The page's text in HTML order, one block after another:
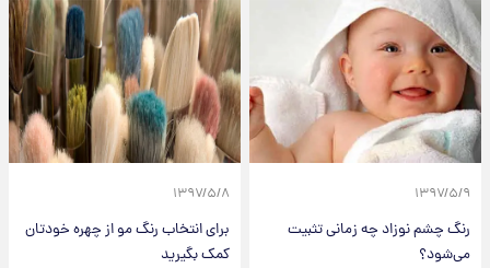
۱۳۹۷/۵/۹
رنگ چشم نوزاد چه زمانی تثبیت
می‌شود؟
۱۳۹۷/۵/۸
برای انتخاب رنگ مو از چهره خودتان
کمک بگیرید